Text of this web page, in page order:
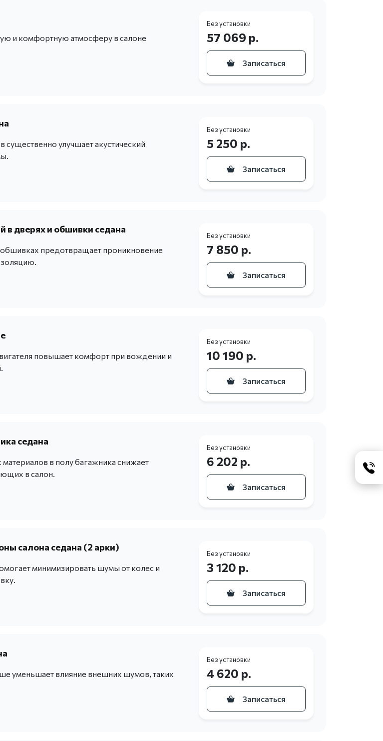
и комфортную атмосферу в салоне
Без установки
57 069 р.
Записаться
улучшает акустический
Без установки
5 250 р.
Записаться
в дверях и обшивки седана
предотвращает проникновение
Без установки
7 850 р.
Записаться
повышает комфорт при вождении и
Без установки
10 190 р.
Записаться
седана
в полу багажника снижает
в салон.
Без установки
6 202 р.
Записаться
салона седана (2 арки)
минимизировать шумы от колес и
Без установки
3 120 р.
Записаться
уменьшает влияние внешних шумов, таких
Без установки
4 620 р.
Записаться